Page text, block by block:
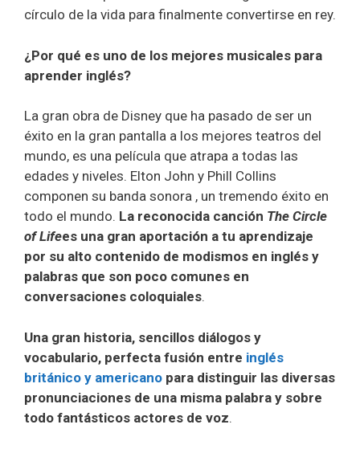
círculo de la vida para finalmente convertirse en rey.
¿Por qué es uno de los mejores musicales para
aprender inglés?
La gran obra de Disney que ha pasado de ser un
éxito en la gran pantalla a los mejores teatros del
mundo, es una película que atrapa a todas las
edades y niveles. Elton John y Phill Collins
componen su banda sonora , un tremendo éxito en
todo el mundo. La reconocida canción The Circle
of Lifees una gran aportación a tu aprendizaje
por su alto contenido de modismos en inglés y
palabras que son poco comunes en
conversaciones coloquiales.
Una gran historia, sencillos diálogos y
vocabulario, perfecta fusión entre inglés
británico y americano para distinguir las diversas
pronunciaciones de una misma palabra y sobre
todo fantásticos actores de voz.